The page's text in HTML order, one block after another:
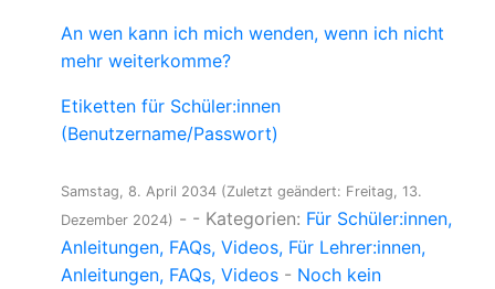
An wen kann ich mich wenden, wenn ich nicht
mehr weiterkomme?
Etiketten für Schüler:innen
(Benutzername/Passwort)
Samstag, 8. April 2034 (Zuletzt geändert: Freitag, 13.
Dezember 2024) - - Kategorien: Für Schüler:innen
Anleitungen FAQs Videos Für Lehrer:innen
Anleitungen FAQs Videos - Noch kein